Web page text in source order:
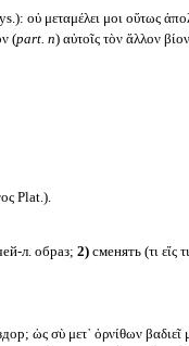
οὐ μεταμέλει μοι οὕτως
(part. n) αὐτοῖς τὸν ἄλλον
Plat.).
л. образ; 2)сменять (τι εἴς
ὡς σὺ μετ᾽ ὀρνίθων